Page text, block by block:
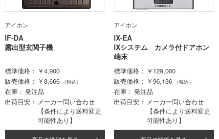
アイホン
IF-DA
露出型玄関子機
標準価格
￥4,900
販売価格
￥3,666 （税込）
在庫
発注品
出荷目安
メーカー問い合わせ
【条件により送料変更
可能性あり】
アイホン
IX-EA
IXシステム カメラ付ドアホン
端末
標準価格
￥129,000
販売価格
￥96,136 （税込）
在庫
発注品
出荷目安
メーカー問い合わせ
【条件により送料変更
可能性あり】